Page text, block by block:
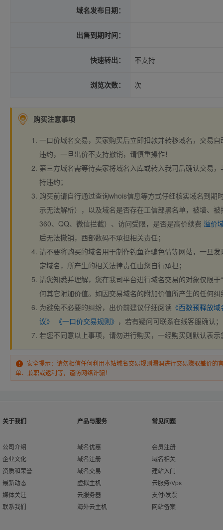
域名发布日期：
出售到期时间：
快速转出： 不支持
浏览次数： 次
购买注意事项
一口价域名交易，买家购买后立即扣款并转移域名，交易
违约，一旦出价不支持撤销，请慎重操作！
第三方域名需等待卖家将域名入库或转入我司后确认交易
持违约；
购买前请自行通过查询whois信息等方式仔细核实域名到期
示无法解析），以及域名是否存在工信部黑名单，被墙、
360、QQ、微信拦截）、访问受限，是否是高价续费 溢价
后无法撤销，西部数码不承担相关责任；
请不要将购买的域名用于制作钓鱼诈骗色情等网站，一旦
定域名，所产生的相关法律责任由您自行承担；
请您知悉并理解，您在我司平台进行域名交易的对象仅限于
何其它附加价值。如因交易域名的附加价值所产生的任何
为避免不必要的纠纷，出价前建议仔细阅读 《西数预释放
议》
《一口价交易规则》 ，若有疑问可联系在线客服确认；
若您不同意以上事项，请勿进行购买，一经购买则默认表
安全提示：请勿相信任何利用本站域名交易规则漏洞进行交易赚取差价的
单、兼职或返利等，谨防网络诈骗！
关于我们
公司介绍
企业文化
资质和荣誉
最新动态
媒体关注
联系我们
产品与服务
域名优惠
域名注册
域名交易
虚拟主机
云服务器
海外云主机
常见问题
会员注册
域名相关
建站入门
云服务/Vps
支付/发票
网站备案